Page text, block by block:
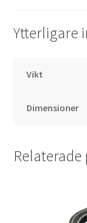
Ytterligare
Vikt
Dimensioner